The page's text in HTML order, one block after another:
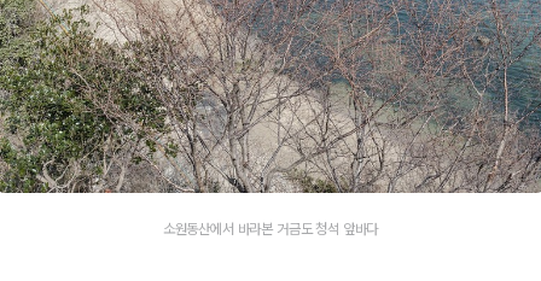
소원동산에서 바라본 거금도 청석 앞바다